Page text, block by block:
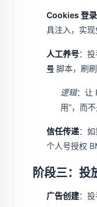
Cookies 登录
具注入，实现
人工养号：
号 脚本，刷
逻辑：让
用”，而不
信任传递：
个人号授权
阶段三：
广告创建：